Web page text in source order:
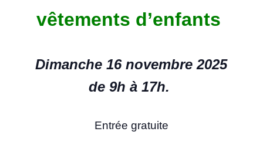
vêtements d’enfants
Dimanche 16 novembre 2025
de 9h à 17h.
Entrée gratuite